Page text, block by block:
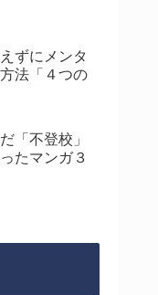
ずにメンタ
法「４つの
「不登校」
たマンガ３